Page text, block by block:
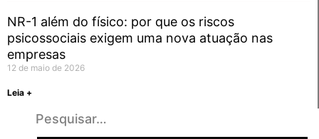
NR-1 além do físico: por que os riscos
psicossociais exigem uma nova atuação nas
empresas
12 de maio de 2026
Leia +
Pesquisar…